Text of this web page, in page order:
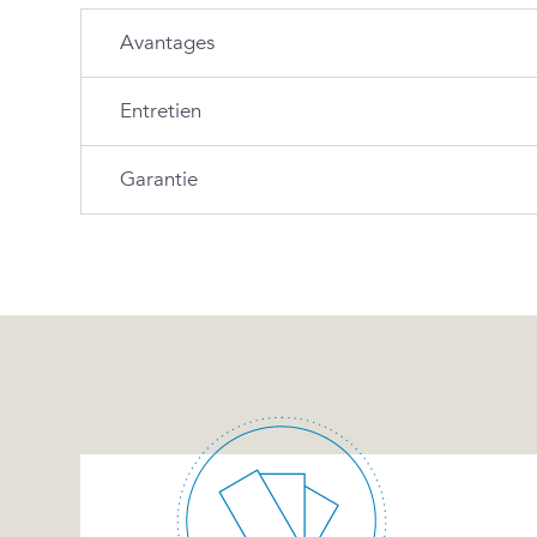
Avantages
Entretien
Garantie